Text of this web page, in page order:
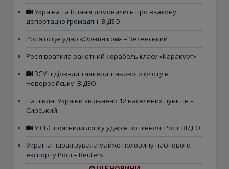
Україна та Іспанія домовились про взаємну
депортацію громадян. ВІДЕО
Росія готує удар «Орєшніком» – Зеленський
Росія вратила ракетний корабель класу «Каракурт»
ЗСУ підірвали танкери тіньового флоту в
Новоросійську. ВІДЕО
На півдні України звільнено 12 населених пунктів –
Сирський
У СБС пояснили логіку ударів по півночі Росії. ВІДЕО
Україна паралізувала майже половину нафтового
експорту Росії – Reuters